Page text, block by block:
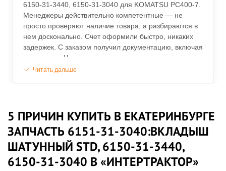
6150-31-3440, 6150-31-3040 для KOMATSU PC400-7.
Менеджеры действительно компетентные — не
просто проверяют наличие товара, а разбираются в
нем досконально. Счет оформили быстро, никаких
задержек. С заказом получил документацию, включая
накладные. Что касается самого товара, то
соответствует заявленным характеристикам, никаких
Читать дальше
5 ПРИЧИН КУПИТЬ В ЕКАТЕРИНБУРГЕ
ЗАПЧАСТЬ 6151-31-3040:ВКЛАДЫШ
ШАТУННЫЙ STD, 6150-31-3440,
6150-31-3040 В «ИНТЕРТРАКТОР»